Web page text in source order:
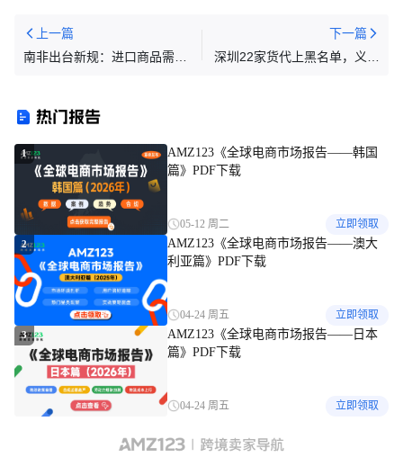
上一篇
南非出台新规：进口商品需通
下一篇
深圳22家货代上黑名单，义乌
热门报告
1
AMZ123《全球电商市场报告——韩国
篇》PDF下载
05-12 周二 立即领取
2
AMZ123《全球电商市场报告——澳大
利亚篇》PDF下载
04-24 周五 立即领取
3
AMZ123《全球电商市场报告——日本
篇》PDF下载
04-24 周五 立即领取